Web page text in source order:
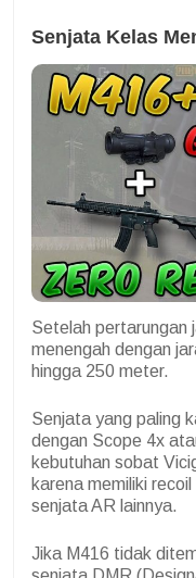
Senjata Kelas
Setelah pertarungan
menengah dengan
hingga 250 meter.
Senjata yang paling
dengan Scope 4x
kebutuhan sobat
karena memiliki
senjata AR lainnya.
Jika M416 tidak